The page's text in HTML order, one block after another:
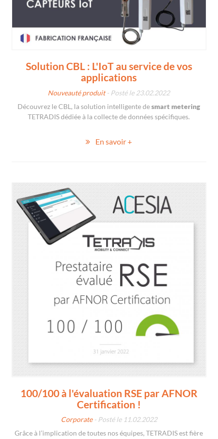
Solution CBL : L'IoT au service de vos
applications
Nouveauté produit- Posté le 23.02.2022
Découvrez le CBL, la solution intelligente desmart metering
TETRADIS dédiée à la collecte de données spécifiques.
En savoir +
100/100 à l'évaluation RSE par AFNOR
Certification !
Corporate- Posté le 11.02.2022
Grâce à l’implication de toutes nos équipes, TETRADIS est fière